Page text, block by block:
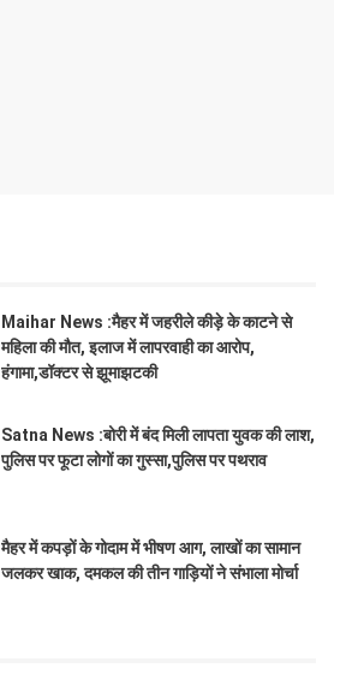
Maihar News :मैहर में जहरीले कीड़े के काटने से
महिला की मौत, इलाज में लापरवाही का आरोप,
हंगामा,डॉक्टर से झूमाझटकी
Satna News :बोरी में बंद मिली लापता युवक की लाश,
पुलिस पर फूटा लोगों का गुस्सा,पुलिस पर पथराव
मैहर में कपड़ों के गोदाम में भीषण आग, लाखों का सामान
जलकर खाक, दमकल की तीन गाड़ियों ने संभाला मोर्चा